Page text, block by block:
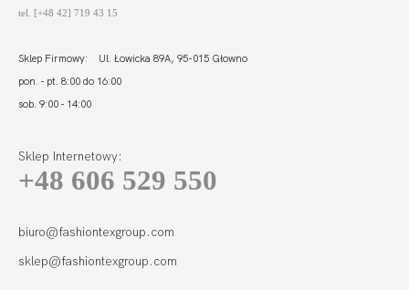
FORTUNA BODY
tel. [+48 42] 719 43 15
Sklep Firmowy: Ul. Łowicka 89A, 95-015 Głowno
pon. - pt. 8:00 do 16:00
sob. 9:00 - 14:00
Sklep Internetowy:
+48 606 529 550
biuro@fashiontexgroup.com
sklep@fashiontexgroup.com